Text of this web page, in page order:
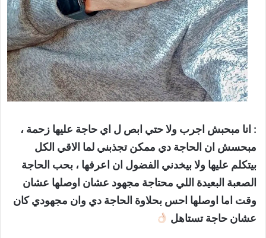
: ‏انا مبحبش اجرب ولا حتي ابص ل اي حاجة عليها زحمة ،
مبحسش ان الحاجة دي ممكن تجذبني لما الاقي الكل
بيتكلم عليها ولا بيخدني الفضول ان اعرفها ، بحب الحاجة
الصعبة البعيدة اللي محتاجة مجهود عشان اوصلها عشان
وقت اما اوصلها احس بحلاوة الحاجة دي وان مجهودي كان
عشان حاجة تستاهل